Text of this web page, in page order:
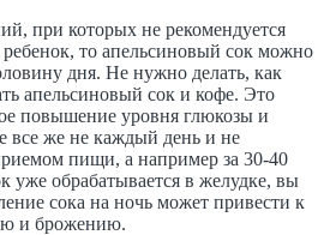
при которых не рекомендуется
то апельсиновый сок можно
дня. Не нужно делать, как
апельсиновый сок и кофе. Это
повышение уровня глюкозы и
все же не каждый день и не
пищи, а например за 30-40
уже обрабатывается в желудке, вы
сока на ночь может привести к
и брожению.